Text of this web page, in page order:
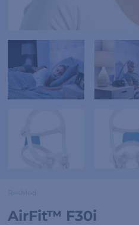
AirFit™ F30i